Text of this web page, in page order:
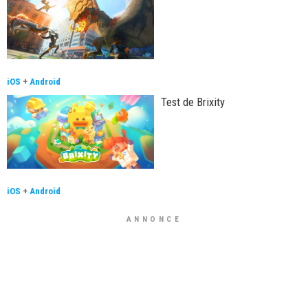
iOS + Android
Test de Brixity
iOS + Android
ANNONCE